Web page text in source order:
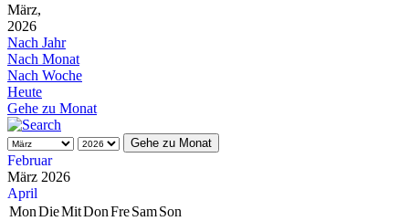
März,
2026
Nach Jahr
Nach Monat
Nach Woche
Heute
Gehe zu Monat
Gehe zu Monat
Februar
März 2026
April
MonDieMitDonFreSamSon